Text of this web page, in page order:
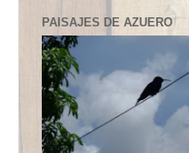
PAISAJES DE AZUERO